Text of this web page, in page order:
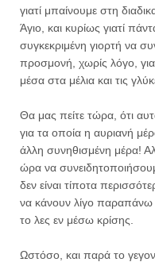
γιατί μπαίνουμε στη
Άγιο, και κυρίως γιατί
συγκεκριμένη γιορτή να
προσμονή, χωρίς λόγο,
μέσα στα μέλια και τις
Θα μας πείτε τώρα, ότι
για τα οποία η αυριανή
άλλη συνηθισμένη μέρα!
ώρα να
δεν είναι τίποτα
να κάνουν λίγο παραπάνω
το λες εν μέσω κρίσης.
Ωστόσο, και παρά το